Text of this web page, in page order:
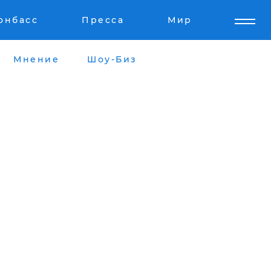
Пресса Мир
Мнение Шоу-Биз